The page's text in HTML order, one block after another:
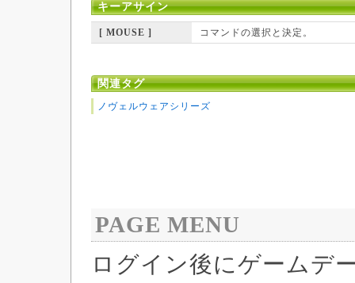
キーアサイン
[ MOUSE ] コマンドの選択と決定。
関連タグ
ノヴェルウェアシリーズ
PAGE MENU
ログイン後にゲームデ